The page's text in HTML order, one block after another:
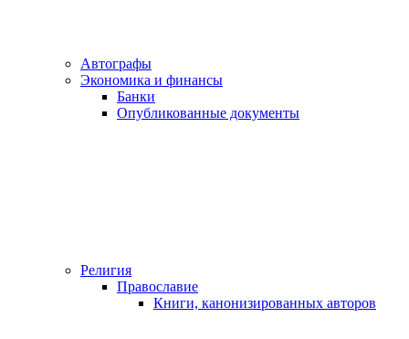
Автографы
Экономика и финансы
Банки
Опубликованные документы
Религия
Православие
Книги, канонизированных авторов